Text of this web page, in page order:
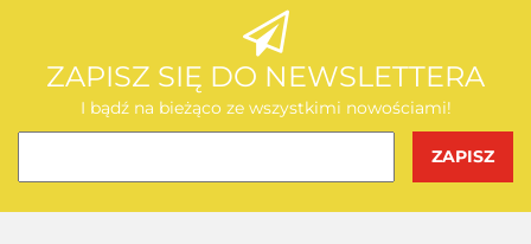
AEG
ZAPISZ SIĘ DO NEWSLETTERA
I bądź na bieżąco ze wszystkimi nowościami!